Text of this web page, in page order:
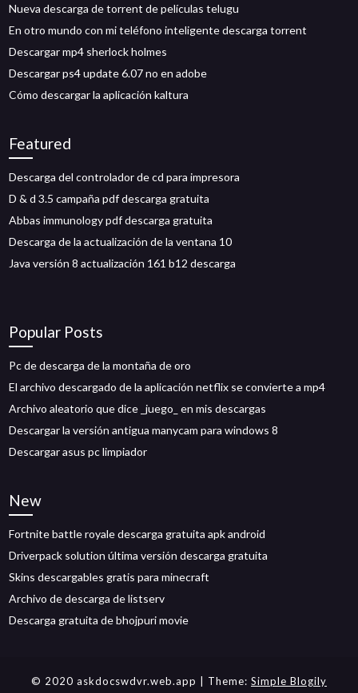
Nueva descarga de torrent de películas telugu
En otro mundo con mi teléfono inteligente descarga torrent
Descargar mp4 sherlock holmes
Descargar ps4 update 6.07 no en adobe
Cómo descargar la aplicación kaltura
Featured
Descarga del controlador de cd para impresora
D & d 3.5 campaña pdf descarga gratuita
Abbas immunology pdf descarga gratuita
Descarga de la actualización de la ventana 10
Java versión 8 actualización 161 b12 descarga
Popular Posts
Pc de descarga de la montaña de oro
El archivo descargado de la aplicación netflix se convierte a mp4
Archivo aleatorio que dice _juego_ en mis descargas
Descargar la versión antigua manycam para windows 8
Descargar asus pc limpiador
New
Fortnite battle royale descarga gratuita apk android
Driverpack solution última versión descarga gratuita
Skins descargables gratis para minecraft
Archivo de descarga de listserv
Descarga gratuita de bhojpuri movie
© 2020 askdocswdvr.web.app | Theme: Simple Blogily